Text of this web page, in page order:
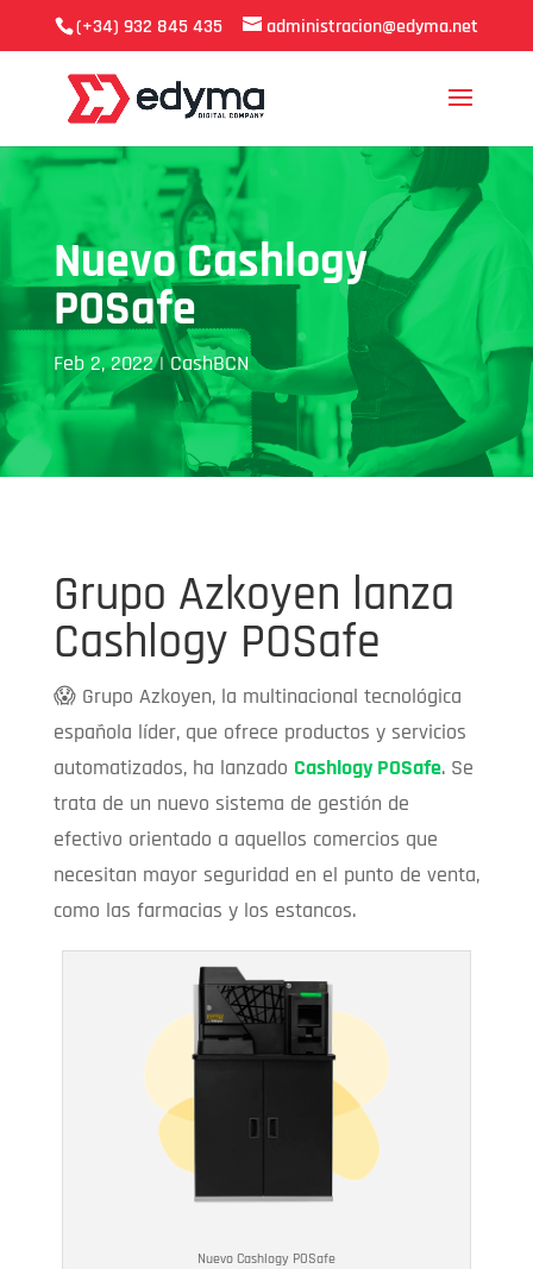
(+34) 932 845 435 administracion@edyma.net
Nuevo Cashlogy
POSafe
Feb 2, 2022|CashBCN
Grupo Azkoyen lanza
Cashlogy POSafe
😱 Grupo Azkoyen, la multinacional tecnológica
española líder, que ofrece productos y servicios
automatizados, ha lanzado Cashlogy POSafe. Se
trata de un nuevo sistema de gestión de
efectivo orientado a aquellos comercios que
necesitan mayor seguridad en el punto de venta,
como las farmacias y los estancos.
Nuevo Cashlogy POSafe